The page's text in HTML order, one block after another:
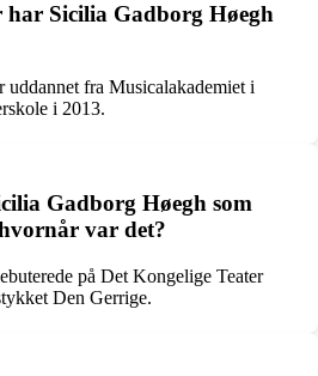
har Sicilia Gadborg Høegh
fra Musicalakademiet i
i 2013.
Gadborg Høegh som
var det?
på Det Kongelige Teater
Den Gerrige.